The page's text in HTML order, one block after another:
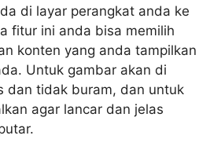
di layar perangkat anda ke
fitur ini anda bisa memilih
konten yang anda tampilkan
Untuk gambar akan di
dan tidak buram, dan untuk
agar lancar dan jelas